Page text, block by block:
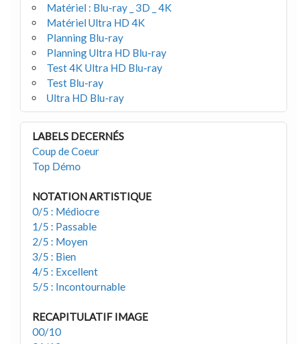
Matériel : Blu-ray _ 3D _ 4K
Matériel Ultra HD 4K
Planning Blu-ray
Planning Ultra HD Blu-ray
Test 4K Ultra HD Blu-ray
Test Blu-ray
Ultra HD Blu-ray
LABELS DECERNÉS
Coup de Coeur
Top Démo
NOTATION ARTISTIQUE
0/5 : Médiocre
1/5 : Passable
2/5 : Moyen
3/5 : Bien
4/5 : Excellent
5/5 : Incontournable
RECAPITULATIF IMAGE
00/10